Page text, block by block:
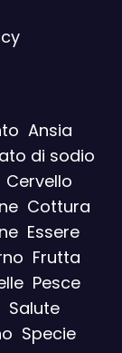
Ansia
di sodio
Cervello
Cottura
Essere
Frutta
Pesce
Salute
Specie